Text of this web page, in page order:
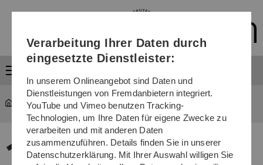
Direkt
Direkt
Direkt
(Sprache,
Drucken,
Media)
Direkt
Direkt
13.Juli 2026
Verarbeitung Ihrer Daten durch
eingesetzte Dienstleister:
In unserem Onlineangebot sind Daten und
Dienstleistungen von Fremdanbietern integriert.
YouTube und Vimeo benutzen Tracking-
Technologien, um Ihre Daten für eigene Zwecke zu
verarbeiten und mit anderen Daten
zusammenzuführen. Details finden Sie in unserer
Datenschutzerklärung. Mit Ihrer Auswahl willigen Sie